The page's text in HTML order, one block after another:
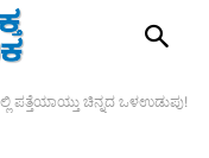
ಪತ್ತೆಯಾಯ್ತು ಚಿನ್ನದ ಒಳಉಡುಪು!